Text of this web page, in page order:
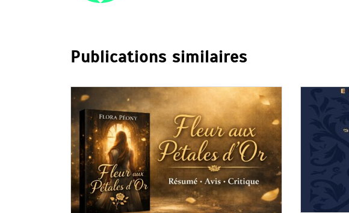
Publications similaires